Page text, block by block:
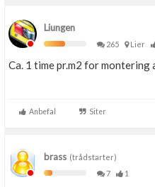
Liungen
265
Lier
Ca. 1 time pr.m2 for montering
Anbefal Siter
brass (trådstarter)
7
1